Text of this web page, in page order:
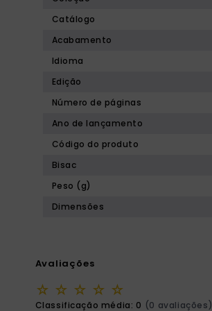
Catálogo
Acabamento
Idioma
Edição
Número de páginas
Ano de lançamento
Código do produto
Bisac
Peso (g)
Dimensões
Avaliações
☆ ☆ ☆ ☆ ☆
Classificação média: 0 (0 avaliações)